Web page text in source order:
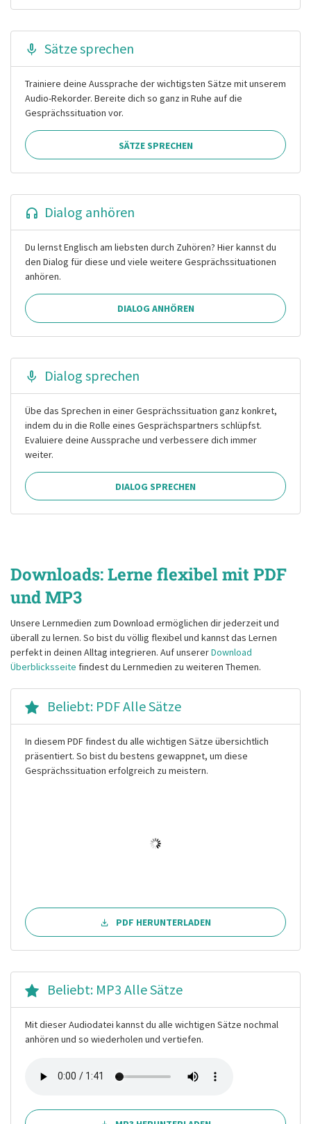
Sätze sprechen
Trainiere deine Aussprache der wichtigsten Sätze mit unserem
Audio-Rekorder. Bereite dich so ganz in Ruhe auf die
Gesprächssituation vor.
SÄTZE SPRECHEN
Dialog anhören
Du lernst Englisch am liebsten durch Zuhören? Hier kannst du
den Dialog für diese und viele weitere Gesprächssituationen
anhören.
DIALOG ANHÖREN
Dialog sprechen
Übe das Sprechen in einer Gesprächssituation ganz konkret,
indem du in die Rolle eines Gesprächspartners schlüpfst.
Evaluiere deine Aussprache und verbessere dich immer
weiter.
DIALOG SPRECHEN
Downloads: Lerne flexibel mit PDF
und MP3
Unsere Lernmedien zum Download ermöglichen dir jederzeit und
überall zu lernen. So bist du völlig flexibel und kannst das Lernen
perfekt in deinen Alltag integrieren. Auf unsererDownload
Überblicksseite findest du Lernmedien zu weiteren Themen.
Beliebt: PDF Alle Sätze
In diesem PDF findest du alle wichtigen Sätze übersichtlich
präsentiert. So bist du bestens gewappnet, um diese
Gesprächssituation erfolgreich zu meistern.
PDF HERUNTERLADEN
Beliebt: MP3 Alle Sätze
Mit dieser Audiodatei kannst du alle wichtigen Sätze nochmal
anhören und so wiederholen und vertiefen.